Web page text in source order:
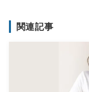
関連記事